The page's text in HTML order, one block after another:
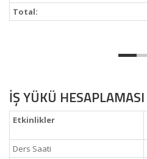
Total:
İŞ YÜKÜ HESAPLAMASI
Etkinlikler
Ders Saati